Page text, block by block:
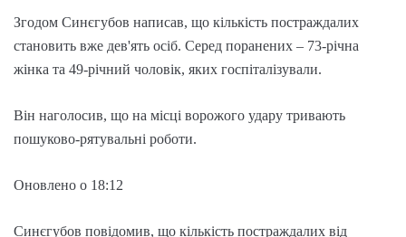
Згодом Синєгубов написав, що кількість постраждалих
становить вже дев'ять осіб. Серед поранених – 73-річна
жінка та 49-річний чоловік, яких госпіталізували.
Він наголосив, що на місці ворожого удару тривають
пошуково-рятувальні роботи.
Оновлено о 18:12
Синєгубов повідомив, що кількість постраждалих від